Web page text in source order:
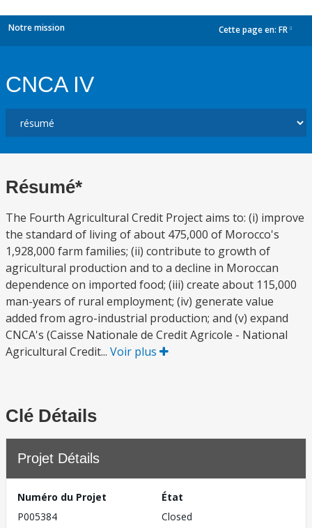
Notre mission Cette page en: FR
CNCA IV
Résumé*
The Fourth Agricultural Credit Project aims to: (i) improve
the standard of living of about 475,000 of Morocco's
1,928,000 farm families; (ii) contribute to growth of
agricultural production and to a decline in Moroccan
dependence on imported food; (iii) create about 115,000
man-years of rural employment; (iv) generate value
added from agro-industrial production; and (v) expand
CNCA's (Caisse Nationale de Credit Agricole - National
Agricultural Credit... Voir plus
Clé Détails
Projet Détails
Numéro du Projet
P005384
État
Closed